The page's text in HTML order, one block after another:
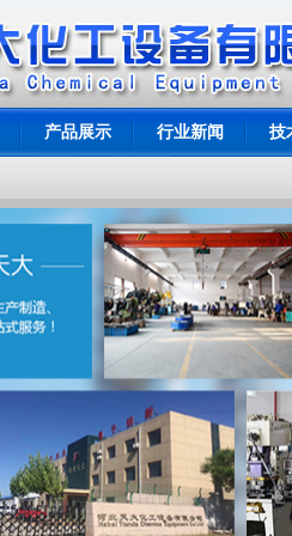
产品展示 行业新闻 技